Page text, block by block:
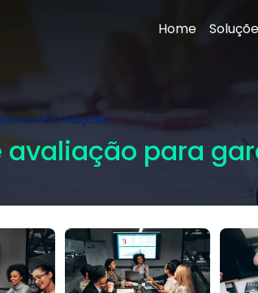
Home
Informações Laudo de avaliação
avaliação para